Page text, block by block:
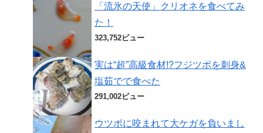
「流氷の天使」クリオネを食べてみ
た！
323,752ビュー
実は“超”高級食材!?フジツボを刺身&
塩茹でで食べた
291,002ビュー
ウツボに咬まれて大ケガを負いまし